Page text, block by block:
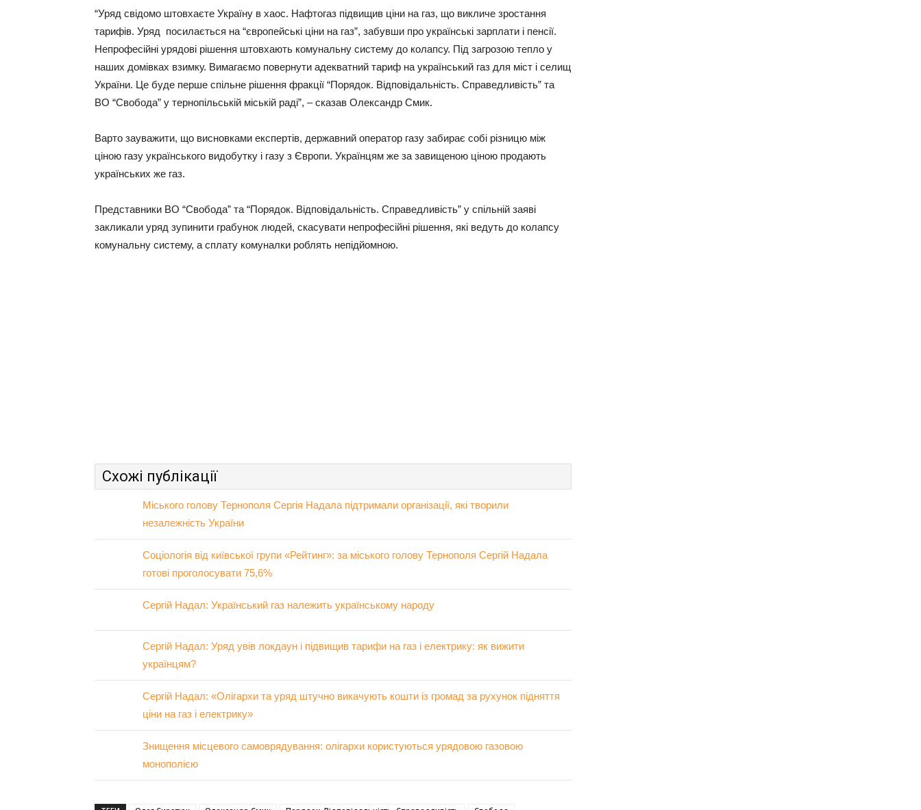
“Уряд свідомо штовхаєте Україну в хаос. Нафтогаз підвищив ціни на газ, що викличе зростання
тарифів. Уряд посилається на “європейські ціни на газ”, забувши про українські зарплати і пенсії.
Непрофесійні урядові рішення штовхають комунальну систему до колапсу. Під загрозою тепло у
наших домівках взимку. Вимагаємо повернути адекватний тариф на український газ для міст і селищ
України. Це буде перше спільне рішення фракції “Порядок. Відповідальність. Справедливість” та
ВО “Свобода” у тернопільській міській раді”, – сказав Олександр Смик.
Варто зауважити, що висновками експертів, державний оператор газу забирає собі різницю між
ціною газу українського видобутку і газу з Європи. Українцям же за завищеною ціною продають
українських же газ.
Представники ВО “Свобода” та “Порядок. Відповідальність. Справедливість” у спільній заяві
закликали уряд зупинити грабунок людей, скасувати непрофесійні рішення, які ведуть до колапсу
комунальну систему, а сплату комуналки роблять непідйомною.
Схожі публікації
Міського голову Тернополя Сергія Надала підтримали організації, які творили
незалежність України
Соціологія від київської групи «Рейтинг»: за міського голову Тернополя Сергій Надала
готові проголосувати 75,6%
Сергій Надал: Український газ належить українському народу
Сергій Надал: Уряд увів локдаун і підвищив тарифи на газ і електрику: як вижити
українцям?
Сергій Надал: «Олігархи та уряд штучно викачують кошти із громад за рухунок підняття
ціни на газ і електрику»
Знищення місцевого самоврядування: олігархи користуються урядовою газовою
монополією